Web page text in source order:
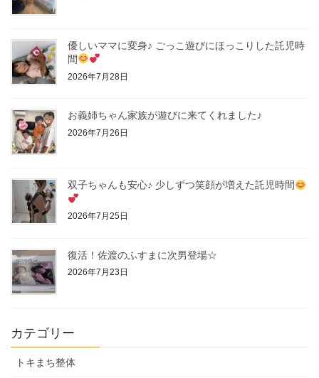
優しいママに変身♪ ごっこ遊びにほっこりした託児時
間
2026年7月28日
お義姉ちゃん家族が遊びに来てくれました♪
2026年7月26日
双子ちゃんも安心♪ 少しずつ笑顔が増えた託児時間
2026年7月25日
復活！佐渡のふすまに次男登場☆
2026年7月23日
カテゴリー
トキまち整体